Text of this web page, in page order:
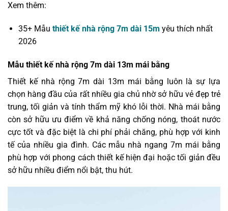
Xem thêm:
35+ Mẫu thiết kế nhà rộng 7m dài 15m yêu thích nhất
2026
Mẫu thiết kế nhà rộng 7m dài 13m mái bằng
Thiết kế nhà rộng 7m dài 13m mái bằng luôn là sự lựa
chọn hàng đầu của rất nhiều gia chủ nhờ sở hữu vẻ đẹp trẻ
trung, tối giản và tính thẩm mỹ khó lỗi thời. Nhà mái bằng
còn sở hữu ưu điểm về khả năng chống nóng, thoát nước
cực tốt và đặc biệt là chi phí phải chăng, phù hợp với kinh
tế của nhiều gia đình. Các mẫu nhà ngang 7m mái bằng
phù hợp với phong cách thiết kế hiện đại hoặc tối giản đều
sở hữu nhiều điểm nổi bật, thu hút.